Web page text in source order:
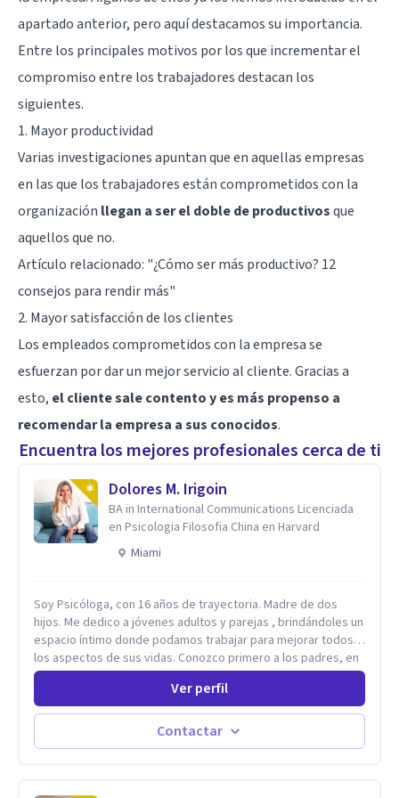
apartado anterior, pero aquí destacamos su importancia.
Entre los principales motivos por los que incrementar el
compromiso entre los trabajadores destacan los
siguientes.
1. Mayor productividad
Varias investigaciones apuntan que en aquellas empresas
en las que los trabajadores están comprometidos con la
organización llegan a ser el doble de productivosque
aquellos que no.
Artículo relacionado: "¿Cómo ser más productivo? 12
consejos para rendir más"
2. Mayor satisfacción de los clientes
Los empleados comprometidos con la empresa se
esfuerzan por dar un mejor servicio al cliente. Gracias a
esto, el cliente sale contento y es más propenso a
recomendar la empresa a sus conocidos.
Encuentra los mejores profesionales cerca de ti
Dolores M. Irigoin
BA in International Communications Licenciada
en Psicologia Filosofia China en Harvard
Miami
Soy Psicóloga, con 16 años de trayectoria. Madre de dos
hijos. Me dedico a jóvenes adultos y parejas , brindándoles un
espacio íntimo donde podamos trabajar para mejorar todos
los aspectos de sus vidas. Conozco primero a los padres, en
el caso de niños u adolescentes, para luego seguir la terapia
con sus hijos, apuntalándolos en su futuro personal,
universitario y profesional, siempre conteniendo
paralelamente a los padres y brindándoles un espacio de
seguridad. Hago terapia de pareja y adultos con método
Ver perfil
Contactar